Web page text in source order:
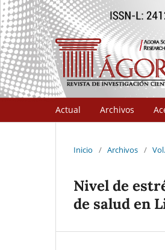
Actual Archivos
Inicio / Archivos /
Nivel de
de salud en